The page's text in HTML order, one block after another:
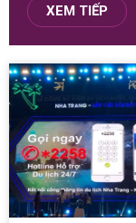
XEM TIẾP